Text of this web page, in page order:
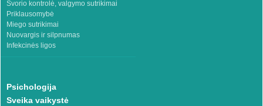
Svorio kontrolė, valgymo sutrikimai
Priklausomybė
Miego sutrikimai
Nuovargis ir silpnumas
Infekcinės ligos
Psichologija
Sveika vaikystė